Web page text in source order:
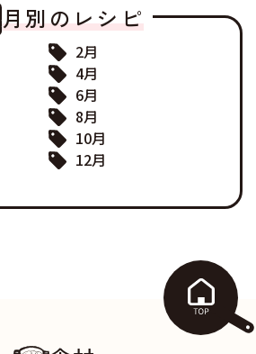
月別のレシピ
2月
4月
6月
8月
10月
12月